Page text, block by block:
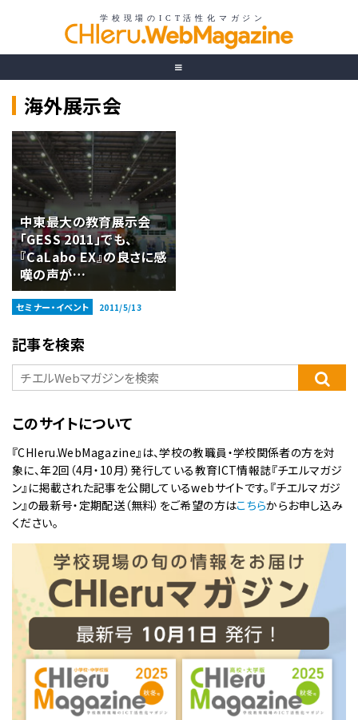
海外展示会
中東最大の教育展示会
「GESS 2011」でも、
『CaLabo EX』の良さに感
嘆の声が…
セミナー・イベント 2011/5/13
記事を検索
このサイトについて
『CHIeru.WebMagazine』は、学校の教職員・学校関係者の方を対
象に、年2回（4月・10月）発行している教育ICT情報誌『チエルマガジ
ン』に掲載された記事を公開しているwebサイトです。『チエルマガジ
ン』の最新号・定期配送（無料）をご希望の方はこちらからお申し込み
ください。